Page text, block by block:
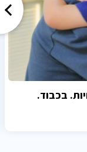
בכבוד.